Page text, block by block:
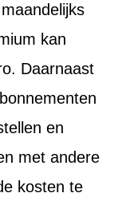
kan
Daarnaast
en
met andere
kosten te